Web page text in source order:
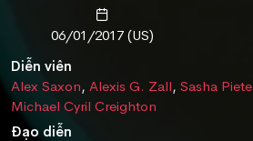
06/01/2017 (US)
Diễn viên
Alex Saxon, Alexis G. Zall, Sasha
Michael Cyril Creighton
Đạo diễn